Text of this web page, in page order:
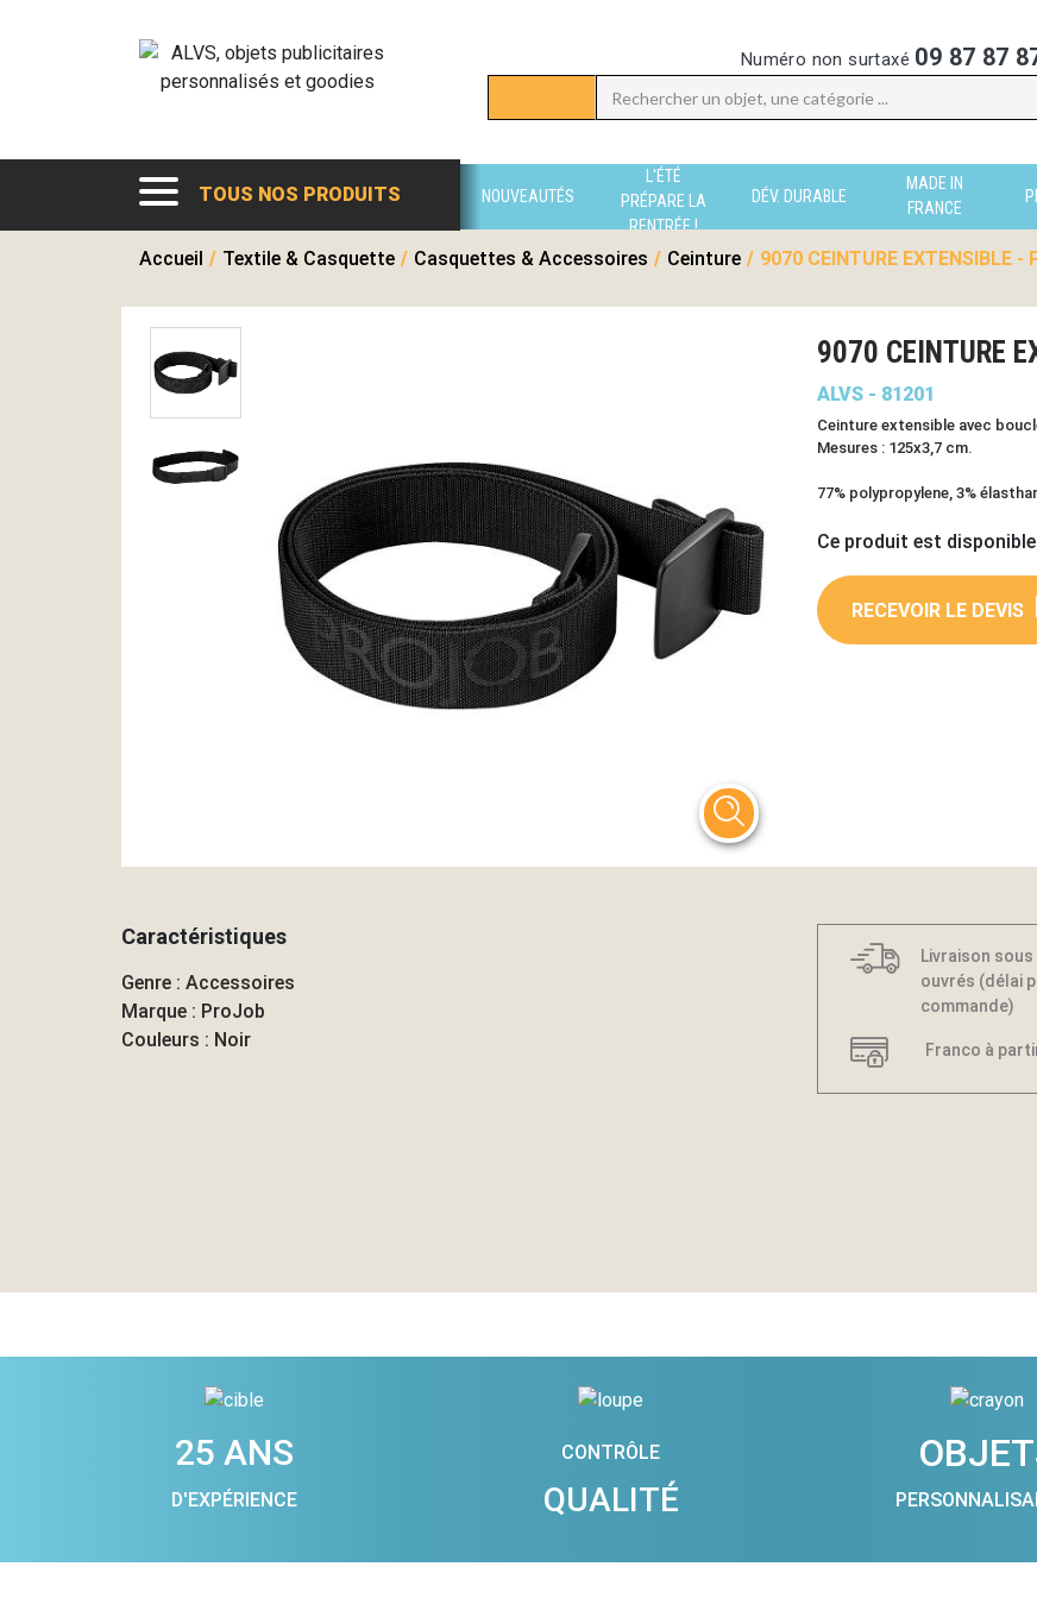
Numéro non surtaxé 09 87 87
TOUS NOS PRODUITS NOUVEAUTÉS
L'ÉTÉ
PRÉPARE LA
RENTRÉE !
DÉV. DURABLE
MADE IN
FRANCE
Accueil / Textile & Casquette / Casquettes & Accessoires / Ceinture / 9070 CEINTURE EXTENSIBLE
9070 CEINTURE
ALVS - 81201
Ceinture extensible avec
Mesures : 125x3,7 cm.
77% polypropylene, 3%
Ce produit est
RECEVOIR LE DEVIS
Caractéristiques
Genre : Accessoires
Marque : ProJob
Couleurs : Noir
Livraison sous
ouvrés (délai
commande)
Franco à
25 ANS
D'EXPÉRIENCE
CONTRÔLE
QUALITÉ